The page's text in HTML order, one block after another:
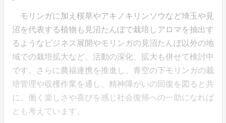
モリンガに加え桜草やアキノキリンソウなど埼玉や見
沼を代表する植物も見沼たんぼで栽培しアロマを抽出す
るようなビジネス展開やモリンガの見沼たんぼ以外の地
域での栽培拡大など、活動の深化、拡大も併せて検討中
です。さらに農福連携を推進し、青空の下モリンガの栽
培管理や収穫作業を通し、精神障がいの回復を図ると共
に、働く楽しさや喜びを感じ社会復帰への一助になれば
とも考えています。